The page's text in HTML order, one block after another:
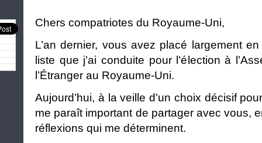
Chers compatriotes du Royaume-Uni,
L’an dernier, vous avez placé largement
liste que j’ai conduite pour l’élection à
l’Étranger au Royaume-Uni.
Aujourd’hui, à la veille d’un choix décisif
me paraît important de partager avec vous,
réflexions qui me déterminent.